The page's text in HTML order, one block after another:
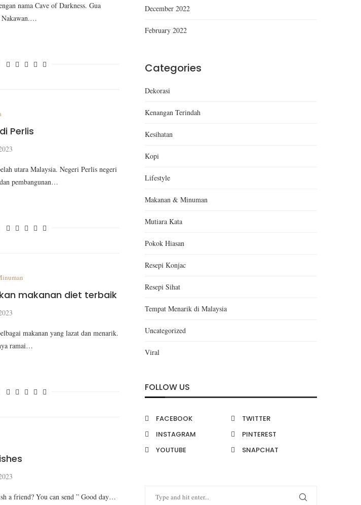
nama Cave of Darkness. Gua
Nakawan.…
Perlis
utara Malaysia. Negeri Perlis negeri
pembangunan…
makanan diet terbaik
makanan yang lazat dan menarik.
ramai…
a friend? You can send ” Good day…
December 2022
February 2022
Categories
Dekorasi
Kenangan Terindah
Kesihatan
Kopi
Lifestyle
Makanan & Minuman
Mutiara Kata
Pokok Hiasan
Resepi Konjac
Resepi Sihat
Tempat Menarik di Malaysia
Uncategorized
Viral
FOLLOW US
FACEBOOK
TWITTER
INSTAGRAM
PINTEREST
YOUTUBE
SNAPCHAT